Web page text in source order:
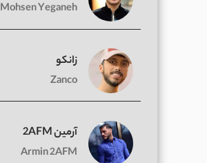
Mohsen Yeganeh
زانکو
Zanco
آرمین 2AFM
Armin 2AFM